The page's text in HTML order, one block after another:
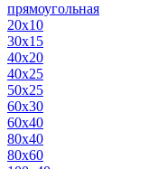
прямоугольная
20х10
30х15
40х20
40х25
50х25
60х30
60х40
80х40
80х60